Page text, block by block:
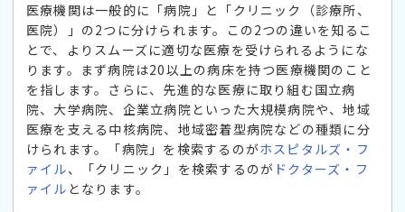
医療機関は一般的に「病院」と「クリニック（診療所、
医院）」の2つに分けられます。この2つの違いを知るこ
とで、よりスムーズに適切な医療を受けられるようにな
ります。まず病院は20以上の病床を持つ医療機関のこと
を指します。さらに、先進的な医療に取り組む国立病
院、大学病院、企業立病院といった大規模病院や、地域
医療を支える中核病院、地域密着型病院などの種類に分
けられます。「病院」を検索するのがホスピタルズ・フ
ァイル、「クリニック」を検索するのが ドクターズ・フ
ァイル となります。